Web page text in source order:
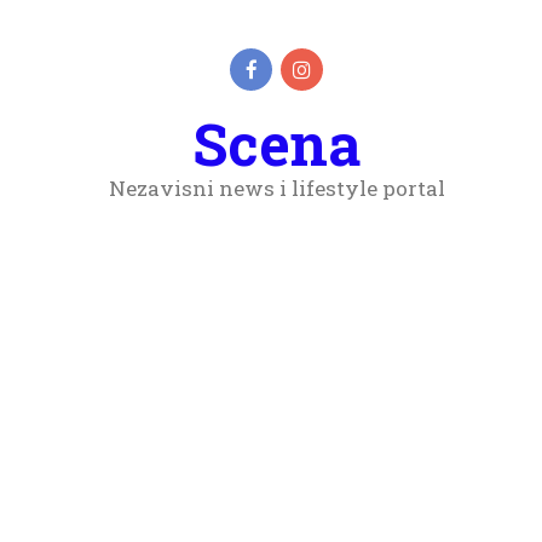
Scena
Nezavisni news i lifestyle portal